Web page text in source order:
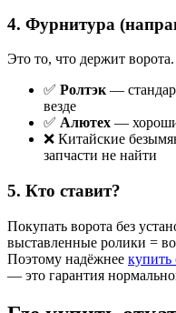
4. Фурнитура
Это то, что держит
✅ Ролтэк —
везде
✅ Алютех —
❌ Китайские
запчасти не найти
5. Кто ставит?
Покупать ворота без
выставленные ролики =
Поэтому надёжнее купить
— это гарантия